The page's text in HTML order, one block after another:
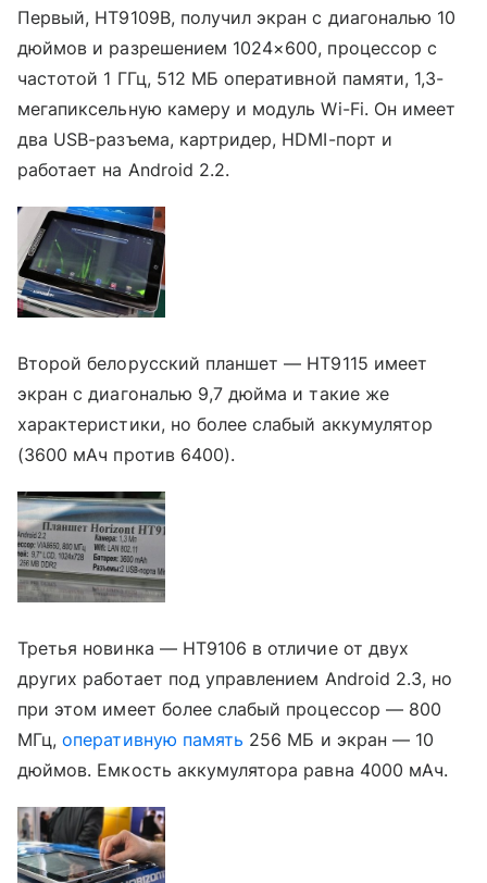
Первый, HT9109B, получил экран с диагональю 10
дюймов и разрешением 1024×600, процессор с
частотой 1 ГГц, 512 МБ оперативной памяти, 1,3-
мегапиксельную камеру и модуль Wi-Fi. Он имеет
два USB-разъема, картридер, HDMI-порт и
работает на Android 2.2.
Второй белорусский планшет — HT9115 имеет
экран с диагональю 9,7 дюйма и такие же
характеристики, но более слабый аккумулятор
(3600 мАч против 6400).
Третья новинка — HT9106 в отличие от двух
других работает под управлением Android 2.3, но
при этом имеет более слабый процессор — 800
МГц,оперативную память 256 МБ и экран — 10
дюймов. Емкость аккумулятора равна 4000 мАч.